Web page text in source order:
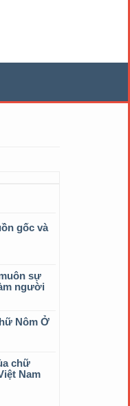
gốc và
sự
người
Nôm Ở
chữ
Nam